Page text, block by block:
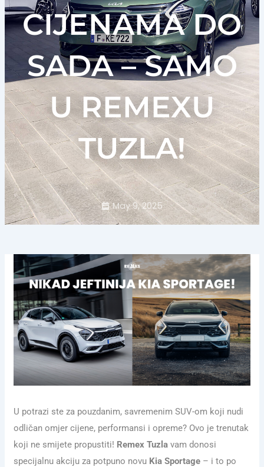
CIJENAMA DO
SADA – SAMO
U REMEXU
TUZLA!
May 9, 2025
U potrazi ste za pouzdanim, savremenim SUV-om koji nudi
odličan omjer cijene, performansi i opreme? Ovo je trenutak
koji ne smijete propustiti! Remex Tuzlavam donosi
specijalnu akciju za potpuno novu Kia Sportage– i to po